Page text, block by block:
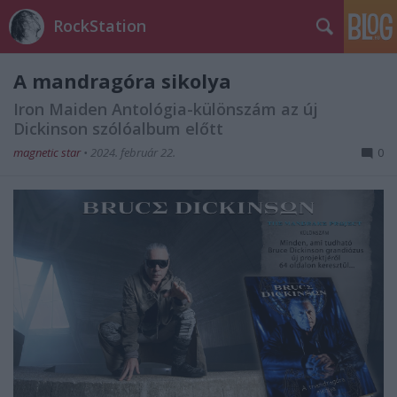
RockStation
A mandragóra sikolya
Iron Maiden Antológia-különszám az új
Dickinson szólóalbum előtt
magnetic star • 2024. február 22. 0